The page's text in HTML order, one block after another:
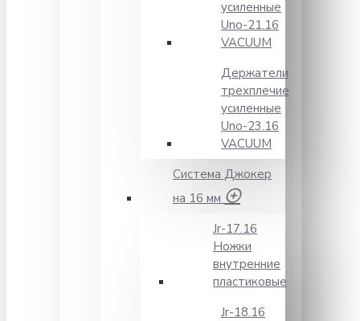
усиленные
Uno-21.16
VACUUM
Держатели
трехплечие
усиленные
Unо-23.16
VACUUM
Система Джокер
на 16 мм
Jr-17.16
Ножки
внутренние
пластиковые
Jr-18.16